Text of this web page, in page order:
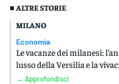
■ ALTRE STORIE
MILANO
Economia
Le vacanze dei milanesi:
lusso della Versilia e la
→ Approfondisci